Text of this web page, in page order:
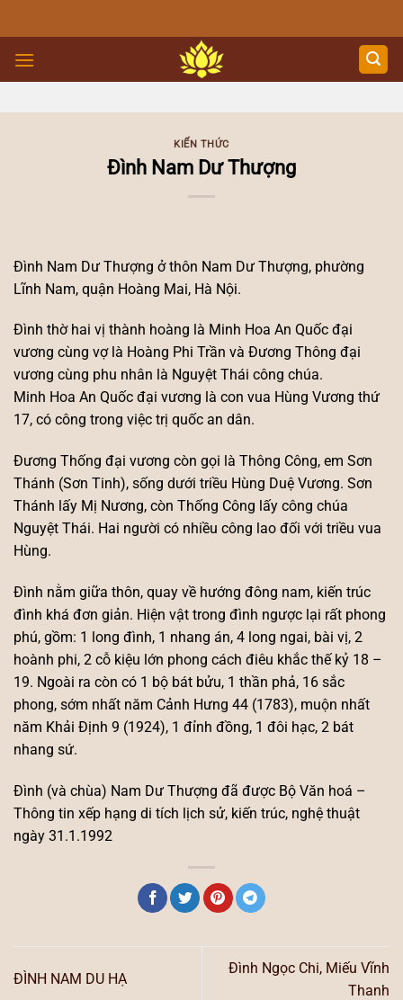
to
content
KIẾN THỨC
Đình Nam Dư Thượng
Đình Nam Dư Thượng ở thôn Nam Dư Thượng, phường
Lĩnh Nam, quận Hoàng Mai, Hà Nội.
Đình thờ hai vị thành hoàng là Minh Hoa An Quốc đại
vương cùng vợ là Hoàng Phi Trần và Đương Thông đại
vương cùng phu nhân là Nguyệt Thái công chúa.
Minh Hoa An Quốc đại vương là con vua Hùng Vương thứ
17, có công trong việc trị quốc an dân.
Đương Thống đại vương còn gọi là Thông Công, em Sơn
Thánh (Sơn Tinh), sống dưới triều Hùng Duệ Vương. Sơn
Thánh lấy Mị Nương, còn Thống Công lấy công chúa
Nguyệt Thái. Hai người có nhiều công lao đối với triều vua
Hùng.
Đình nằm giữa thôn, quay về hướng đông nam, kiến trúc
đình khá đơn giản. Hiện vật trong đình ngược lại rất phong
phú, gồm: 1 long đình, 1 nhang án, 4 long ngai, bài vị, 2
hoành phi, 2 cỗ kiệu lớn phong cách điêu khắc thế kỷ 18 –
19. Ngoài ra còn có 1 bộ bát bửu, 1 thần phả, 16 sắc
phong, sớm nhất năm Cảnh Hưng 44 (1783), muộn nhất
năm Khải Định 9 (1924), 1 đỉnh đồng, 1 đôi hạc, 2 bát
nhang sứ.
Đình (và chùa) Nam Dư Thượng đã được Bộ Văn hoá –
Thông tin xếp hạng di tích lịch sử, kiến trúc, nghệ thuật
ngày 31.1.1992
ĐÌNH NAM DU HẠ
Đình Ngọc Chi, Miếu Vĩnh
Thanh